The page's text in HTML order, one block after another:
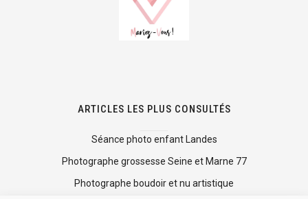
ARTICLES LES PLUS CONSULTÉS
Séance photo enfant Landes
Photographe grossesse Seine et Marne 77
Photographe boudoir et nu artistique